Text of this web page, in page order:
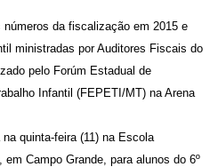
números da fiscalização em 2015 e
ministradas por Auditores Fiscais do
pelo Forúm Estadual de
Infantil (FEPETI/MT) na Arena
quinta-feira (11) na Escola
Campo Grande, para alunos do 6º